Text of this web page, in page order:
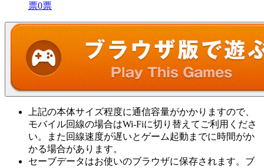
票0票
上記の本体サイズ程度に通信容量がかかりますので、
モバイル回線の場合はWi-Fiに切り替えてご利用くださ
い。また回線速度が遅いとゲーム起動までに時間がか
かる場合があります。
セーブデータはお使いのブラウザに保存されます。ブ